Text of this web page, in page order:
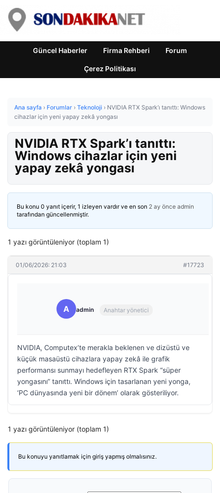
Güncel Haberler Firma Rehberi Forum
Çerez Politikası
Ana sayfa › Forumlar › Teknoloji › NVIDIA RTX Spark’ı tanıttı: Windows
cihazlar için yeni yapay zekâ yongası
NVIDIA RTX Spark’ı tanıttı:
Windows cihazlar için yeni
yapay zekâ yongası
Bu konu 0 yanıt içerir, 1 izleyen vardır ve en son 2 ay önce admin
tarafından güncellenmiştir.
1 yazı görüntüleniyor (toplam 1)
01/06/2026: 21:03 #17723
A admin Anahtar yönetici
NVIDIA, Computex’te merakla beklenen ve dizüstü ve
küçük masaüstü cihazlara yapay zekâ ile grafik
performansı sunmayı hedefleyen RTX Spark “süper
yongasını” tanıttı. Windows için tasarlanan yeni yonga,
‘PC dünyasında yeni bir dönem’ olarak gösteriliyor.
1 yazı görüntüleniyor (toplam 1)
Bu konuyu yanıtlamak için giriş yapmış olmalısınız.